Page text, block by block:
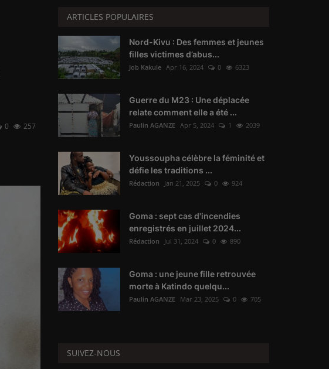
0 257
ARTICLES POPULAIRES
Nord-Kivu : Des femmes et jeunes
filles victimes d’abus...
Job Kakule Apr 16, 2024 0 6323
Guerre du M23 : Une déplacée
relate comment elle a été ...
Paulin AGANZE Apr 5, 2024 1 2039
Youssoupha célèbre la féminité et
défie les traditions ...
Rédaction Jan 21, 2025 0 924
Goma : sept cas d'incendies
enregistrés en juillet 2024...
Rédaction Jul 31, 2024 0 890
Goma : une jeune fille retrouvée
morte à Katindo quelqu...
Paulin AGANZE Mar 23, 2025 0 705
SUIVEZ-NOUS